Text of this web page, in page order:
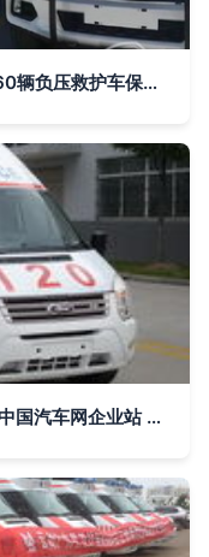
年初一复工，上汽MAXUS紧急生产60辆负压救护车保障疫情防控
南京客车制造厂救护车产品中心入驻中国汽车网企业站 构建全方位急救装备展示平台